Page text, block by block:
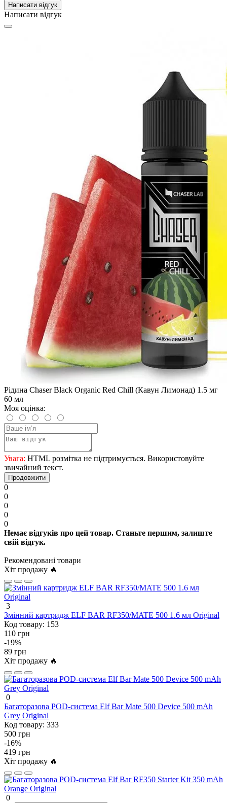
Написати відгук
Написати відгук
Рідина Chaser Black Organic Red Chill (Кавун Лимонад) 1.5 мг
60 мл
Моя оцінка:
Увага: HTML розмітка не підтримується. Використовуйте
звичайний текст.
Продовжити
0
0
0
0
0
Немає відгуків про цей товар. Станьте першим, залиште
свій відгук.
Рекомендовані товари
Хіт продажу 🔥
3
Змінний картридж ELF BAR RF350/MATE 500 1.6 мл Original
Код товару: 153
110 грн
-19%
89 грн
Хіт продажу 🔥
0
Багаторазова POD-система Elf Bar Mate 500 Device 500 mAh
Grey Original
Код товару: 333
500 грн
-16%
419 грн
Хіт продажу 🔥
0